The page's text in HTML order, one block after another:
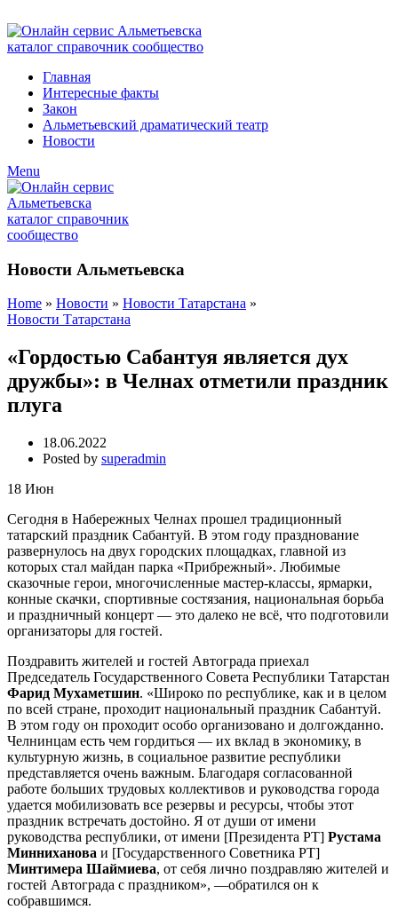
Главная
Интересные факты
Закон
Альметьевский драматический театр
Новости
Menu
Новости Альметьевска
Home » Новости » Новости Татарстана »
Новости Татарстана
«Гордостью Сабантуя является дух
дружбы»: в Челнах отметили праздник
плуга
18.06.2022
Posted by superadmin
18 Июн
Сегодня в Набережных Челнах прошел традиционный
татарский праздник Сабантуй. В этом году празднование
развернулось на двух городских площадках, главной из
которых стал майдан парка «Прибрежный». Любимые
сказочные герои, многочисленные мастер-классы, ярмарки,
конные скачки, спортивные состязания, национальная борьба
и праздничный концерт — это далеко не всё, что подготовили
организаторы для гостей.
Поздравить жителей и гостей Автограда приехал
Председатель Государственного Совета Республики Татарстан
Фарид Мухаметшин. «Широко по республике, как и в целом
по всей стране, проходит национальный праздник Сабантуй.
В этом году он проходит особо организовано и долгожданно.
Челнинцам есть чем гордиться — их вклад в экономику, в
культурную жизнь, в социальное развитие республики
представляется очень важным. Благодаря согласованной
работе больших трудовых коллективов и руководства города
удается мобилизовать все резервы и ресурсы, чтобы этот
праздник встречать достойно. Я от души от имени
руководства республики, от имени [Президента РТ] Рустама
Минниханова и [Государственного Советника РТ]
Минтимера Шаймиева, от себя лично поздравляю жителей и
гостей Автограда с праздником», —обратился он к
собравшимся.